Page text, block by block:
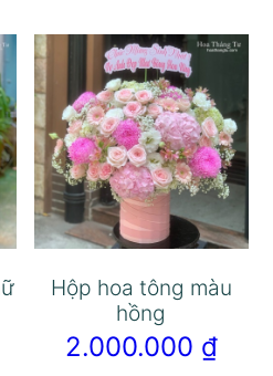
Hộp hoa tông màu
hồng
2.000.000 ₫